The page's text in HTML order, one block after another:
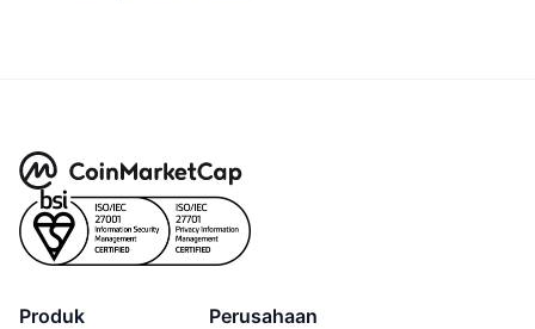
Produk Perusahaan